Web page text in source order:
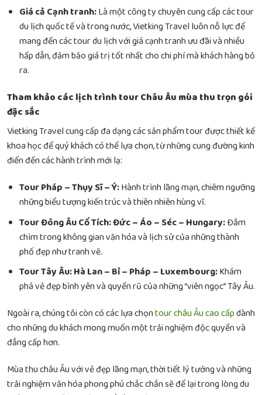
Giá cả Cạnh tranh:Là một công ty chuyên cung cấp các tour
du lịch quốc tế và trong nước, Vietking Travel luôn nỗ lực để
mang đến các tour du lịch với giá cạnh tranh ưu đãi và nhiều
hấp dẫn, đảm bảo giá trị tốt nhất cho chi phí mà khách hàng bỏ
ra.
Tham khảo các lịch trình tour Châu Âu mùa thu trọn gói
đặc sắc
Vietking Travel cung cấp đa dạng các sản phẩm tour được thiết kế
khoa học để quý khách có thể lựa chọn, từ những cung đường kinh
điển đến các hành trình mới lạ:
Tour Pháp – Thụy Sĩ – Ý:Hành trình lãng mạn, chiêm ngưỡng
những biểu tượng kiến trúc và thiên nhiên hùng vĩ.
Tour Đông Âu Cổ Tích: Đức – Áo – Séc – Hungary:Đắm
chìm trong không gian văn hóa và lịch sử của những thành
phố đẹp như tranh vẽ.
Tour Tây Âu: Hà Lan – Bỉ – Pháp – Luxembourg:Khám
phá vẻ đẹp bình yên và quyến rũ của những “viên ngọc” Tây Âu.
Ngoài ra, chúng tôi còn có các lựa chọntour châu Âu cao cấpdành
cho những du khách mong muốn một trải nghiệm độc quyền và
đẳng cấp hơn.
Mùa thu châu Âu với vẻ đẹp lãng mạn, thời tiết lý tưởng và những
trải nghiệm văn hóa phong phú chắc chắn sẽ để lại trong lòng du